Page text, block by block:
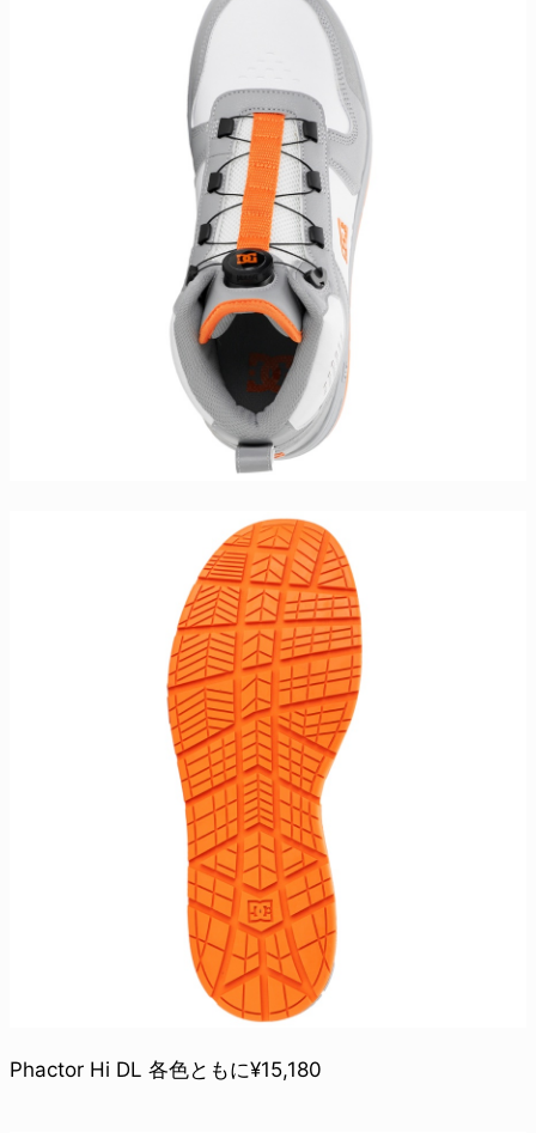
Phactor Hi DL 各色ともに¥15,180